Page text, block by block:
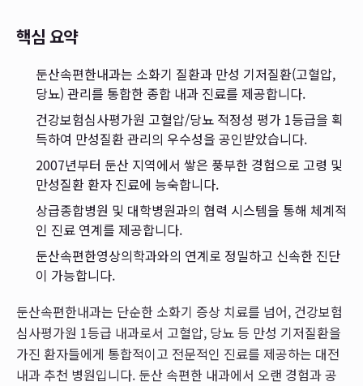
핵심 요약
둔산속편한내과는 소화기 질환과 만성 기저질환(고혈압,
당뇨) 관리를 통합한 종합 내과 진료를 제공합니다.
건강보험심사평가원 고혈압/당뇨 적정성 평가 1등급을 획
득하여 만성질환 관리의 우수성을 공인받았습니다.
2007년부터 둔산 지역에서 쌓은 풍부한 경험으로 고령 및
만성질환 환자 진료에 능숙합니다.
상급종합병원 및 대학병원과의 협력 시스템을 통해 체계적
인 진료 연계를 제공합니다.
둔산속편한영상의학과와의 연계로 정밀하고 신속한 진단
이 가능합니다.
둔산속편한내과는 단순한 소화기 증상 치료를 넘어, 건강보험
심사평가원 1등급 내과로서 고혈압, 당뇨 등 만성 기저질환을
가진 환자들에게 통합적이고 전문적인 진료를 제공하는 대전
내과 추천 병원입니다. 둔산 속편한 내과에서 오랜 경험과 공